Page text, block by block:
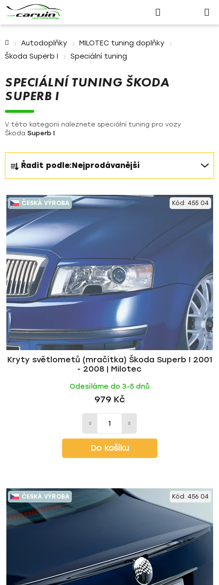
Přihlášení
košík
Autodoplňky
MILOTEC tuning doplňky
Škoda Superb I
Speciální tuning
SPECIÁLNÍ TUNING ŠKODA
SUPERB I
V této kategorii naleznete speciální tuning pro vozy
Škoda Superb I.
Ř
a
z
e
n
í
p
r
o
d
u
k
t
ů
Řadit podle:Nejprodávanější
V
ý
p
i
s
p
r
o
d
u
k
t
ů
ČESKÁ VÝROBA
Kryty světlometů (mračítka) Škoda Superb I 2001
- 2008 | Milotec
Odesíláme do 3-5 dnů
979 Kč
Do košíku
Kód: 455 04
ČESKÁ VÝROBA Kód: 456 04